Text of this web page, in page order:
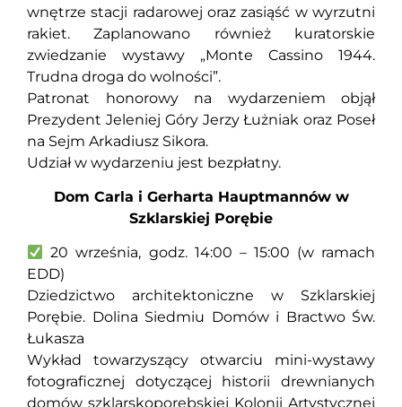
wnętrze stacji radarowej oraz zasiąść w wyrzutni
rakiet. Zaplanowano również kuratorskie
zwiedzanie wystawy „Monte Cassino 1944.
Trudna droga do wolności”.
Patronat honorowy na wydarzeniem objął
Prezydent Jeleniej Góry Jerzy Łużniak oraz Poseł
na Sejm Arkadiusz Sikora.
Udział w wydarzeniu jest bezpłatny.
Dom Carla i Gerharta Hauptmannów w
Szklarskiej Porębie
20 września, godz. 14:00 – 15:00 (w ramach
EDD)
Dziedzictwo architektoniczne w Szklarskiej
Porębie. Dolina Siedmiu Domów i Bractwo Św.
Łukasza
Wykład towarzyszący otwarciu mini-wystawy
fotograficznej dotyczącej historii drewnianych
domów szklarskoporębskiej Kolonii Artystycznej